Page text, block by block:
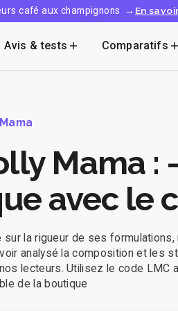
café aux champignons → En
Avis & tests Comparatifs
Mama :
avec le
la rigueur de ses formulations,
analysé la composition et les
lecteurs. Utilisez le code LMC
de la boutique